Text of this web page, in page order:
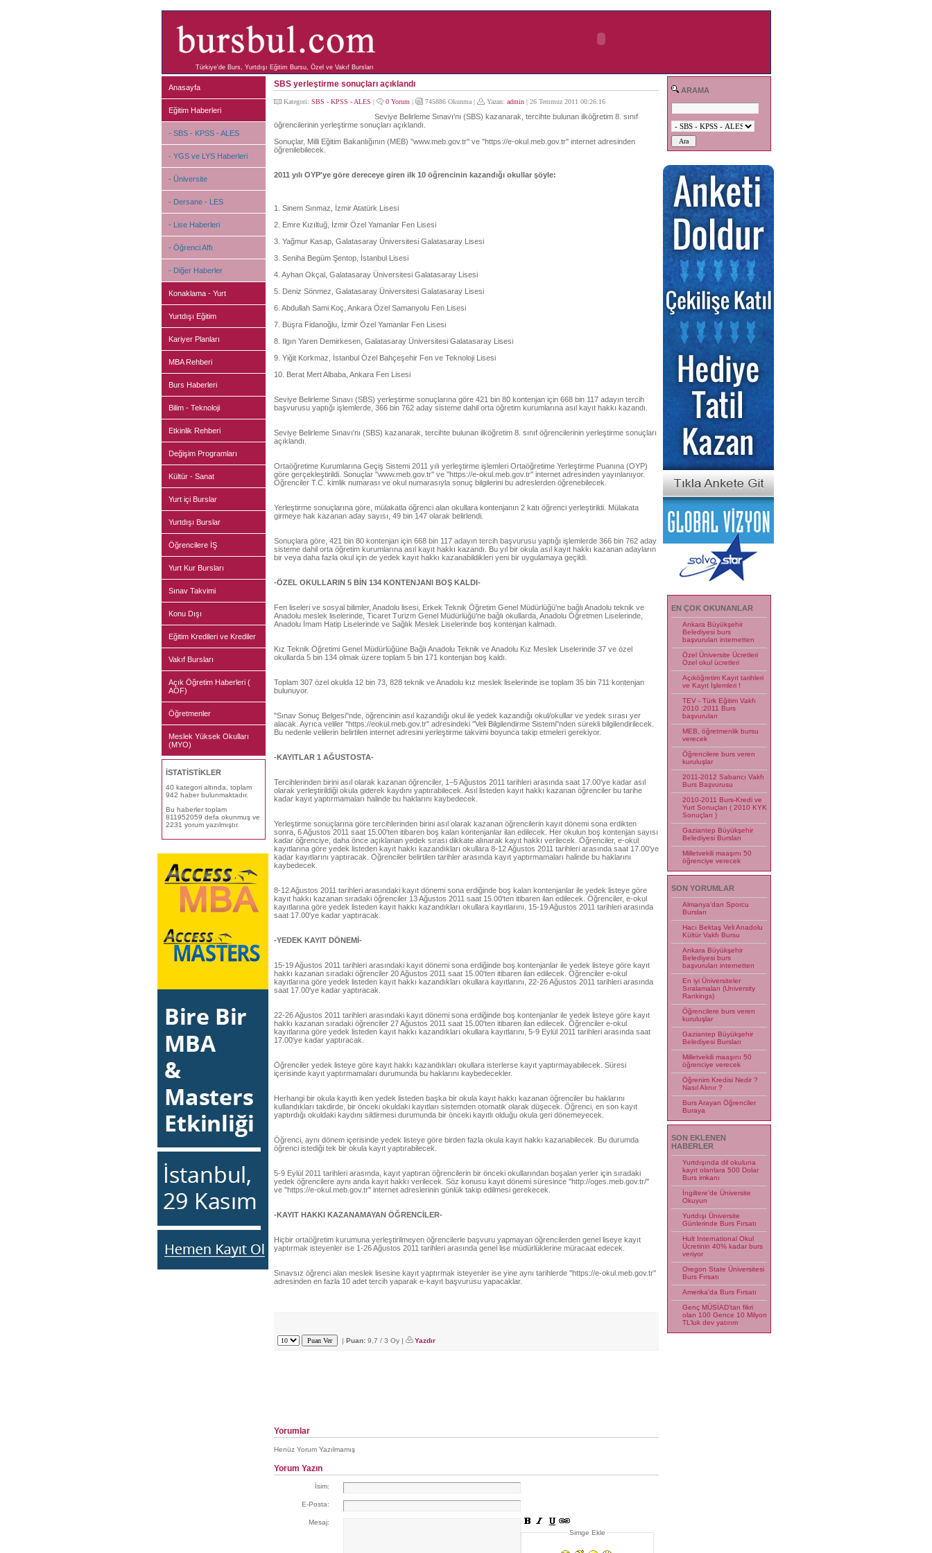
Türkiye'de Burs, Yurtdışı Eğitim Bursu, Özel ve Vakıf Bursları
Anasayfa
Eğitim Haberleri
- SBS - KPSS - ALES
- YGS ve LYS Haberleri
- Üniversite
- Dersane - LES
- Lise Haberleri
- Öğrenci Affı
- Diğer Haberler
Konaklama - Yurt
Yurtdışı Eğitim
Kariyer Planları
MBA Rehberi
Burs Haberleri
Bilim - Teknoloji
Etkinlik Rehberi
Değişim Programları
Kültür - Sanat
Yurt içi Burslar
Yurtdışı Burslar
Öğrencilere İŞ
Yurt Kur Bursları
Sınav Takvimi
Konu Dışı
Eğitim Kredileri ve Krediler
Vakıf Bursları
Açık Öğretim Haberleri (
AÖF)
Öğretmenler
Meslek Yüksek Okulları
(MYO)
İSTATİSTİKLER
40 kategori altında, toplam
942 haber bulunmaktadır.
Bu haberler toplam
811952059 defa okunmuş ve
2231 yorum yazılmıştır.
SBS yerleştirme sonuçları açıklandı
Kategori: SBS - KPSS - ALES | 0 Yorum | 745886 Okunma | Yazan: admin| 26 Temmuz 2011 00:26:16
Seviye Belirleme Sınavı'nı (SBS) kazanarak, tercihte bulunan ilköğretim 8. sınıf
öğrencilerinin yerleştirme sonuçları açıklandı.
Sonuçlar, Milli Eğitim Bakanlığının (MEB) ''www.meb.gov.tr'' ve ''https://e-okul.meb.gov.tr'' internet adresinden
öğrenilebilecek.
2011 yılı OYP'ye göre dereceye giren ilk 10 öğrencinin kazandığı okullar şöyle:
1. Sinem Sınmaz, İzmir Atatürk Lisesi
2. Emre Kızıltuğ, İzmir Özel Yamanlar Fen Lisesi
3. Yağmur Kasap, Galatasaray Üniversitesi Galatasaray Lisesi
3. Seniha Begüm Şentop, İstanbul Lisesi
4. Ayhan Okçal, Galatasaray Üniversitesi Galatasaray Lisesi
5. Deniz Sönmez, Galatasaray Üniversitesi Galatasaray Lisesi
6. Abdullah Sami Koç, Ankara Özel Samanyolu Fen Lisesi
7. Büşra Fidanoğlu, İzmir Özel Yamanlar Fen Lisesi
8. Ilgın Yaren Demirkesen, Galatasaray Üniversitesi Galatasaray Lisesi
9. Yiğit Korkmaz, İstanbul Özel Bahçeşehir Fen ve Teknoloji Lisesi
10. Berat Mert Albaba, Ankara Fen Lisesi
Seviye Belirleme Sınavı (SBS) yerleştirme sonuçlarına göre 421 bin 80 kontenjan için 668 bin 117 adayın tercih
başvurusu yaptığı işlemlerde, 366 bin 762 aday sisteme dahil orta öğretim kurumlarına asıl kayıt hakkı kazandı.
Seviye Belirleme Sınavı'nı (SBS) kazanarak, tercihte bulunan ilköğretim 8. sınıf öğrencilerinin yerleştirme sonuçları
açıklandı.
Ortaöğretime Kurumlarına Geçiş Sistemi 2011 yılı yerleştirme işlemleri Ortaöğretime Yerleştirme Puanına (OYP)
göre gerçekleştirildi. Sonuçlar ''www.meb.gov.tr'' ve ''https://e-okul.meb.gov.tr'' internet adresinden yayınlanıyor.
Öğrenciler T.C. kimlik numarası ve okul numarasıyla sonuç bilgilerini bu adreslerden öğrenebilecek.
Yerleştirme sonuçlarına göre, mülakatla öğrenci alan okullara kontenjanın 2 katı öğrenci yerleştirildi. Mülakata
girmeye hak kazanan aday sayısı, 49 bin 147 olarak belirlendi.
Sonuçlara göre, 421 bin 80 kontenjan için 668 bin 117 adayın tercih başvurusu yaptığı işlemlerde 366 bin 762 aday
sisteme dahil orta öğretim kurumlarına asıl kayıt hakkı kazandı. Bu yıl bir okula asıl kayıt hakkı kazanan adayların
bir veya daha fazla okul için de yedek kayıt hakkı kazanabildikleri yeni bir uygulamaya geçildi.
-ÖZEL OKULLARIN 5 BİN 134 KONTENJANI BOŞ KALDI-
Fen liseleri ve sosyal bilimler, Anadolu lisesi, Erkek Teknik Öğretim Genel Müdürlüğü'ne bağlı Anadolu teknik ve
Anadolu meslek liselerinde, Ticaret Turizm Genel Müdürlüğü'ne bağlı okullarda, Anadolu Öğretmen Liselerinde,
Anadolu İmam Hatip Liselerinde ve Sağlık Meslek Liselerinde boş kontenjan kalmadı.
Kız Teknik Öğretimi Genel Müdürlüğüne Bağlı Anadolu Teknik ve Anadolu Kız Meslek Liselerinde 37 ve özel
okullarda 5 bin 134 olmak üzere toplam 5 bin 171 kontenjan boş kaldı.
Toplam 307 özel okulda 12 bin 73, 828 teknik ve Anadolu kız meslek liselerinde ise toplam 35 bin 711 kontenjan
bulunuyor.
''Sınav Sonuç Belgesi''nde, öğrencinin asıl kazandığı okul ile yedek kazandığı okul/okullar ve yedek sırası yer
alacak. Ayrıca veliler ''https://e­okul.meb.gov.tr'' adresindeki ''Veli Bilgilendirme Sistemi''nden sürekli bilgilendirilecek.
Bu nedenle velilerin belirtilen internet adresini yerleştirme takvimi boyunca takip etmeleri gerekiyor.
-KAYITLAR 1 AĞUSTOSTA-
Tercihlerinden birini asıl olarak kazanan öğrenciler, 1–5 Ağustos 2011 tarihleri arasında saat 17.00'ye kadar asıl
olarak yerleştirildiği okula giderek kaydını yaptırabilecek. Asıl listeden kayıt hakkı kazanan öğrenciler bu tarihe
kadar kayıt yaptırmamaları halinde bu haklarını kaybedecek.
Yerleştirme sonuçlarına göre tercihlerinden birini asıl olarak kazanan öğrencilerin kayıt dönemi sona erdikten
sonra, 6 Ağustos 2011 saat 15.00'ten itibaren boş kalan kontenjanlar ilan edilecek. Her okulun boş kontenjan sayısı
kadar öğrenciye, daha önce açıklanan yedek sırası dikkate alınarak kayıt hakkı verilecek. Öğrenciler, e-okul
kayıtlarına göre yedek listeden kayıt hakkı kazandıkları okullara 8-12 Ağustos 2011 tarihleri arasında saat 17.00'ye
kadar kayıtlarını yaptıracak. Öğrenciler belirtilen tarihler arasında kayıt yaptırmamaları halinde bu haklarını
kaybedecek.
8-12 Ağustos 2011 tarihleri arasındaki kayıt dönemi sona erdiğinde boş kalan kontenjanlar ile yedek listeye göre
kayıt hakkı kazanan sıradaki öğrenciler 13 Ağustos 2011 saat 15.00'ten itibaren ilan edilecek. Öğrenciler, e-okul
kayıtlarına göre yedek listeden kayıt hakkı kazandıkları okullara kayıtlarını, 15-19 Ağustos 2011 tarihleri arasında
saat 17.00'ye kadar yaptıracak.
-YEDEK KAYIT DÖNEMİ-
15-19 Ağustos 2011 tarihleri arasındaki kayıt dönemi sona erdiğinde boş kontenjanlar ile yedek listeye göre kayıt
hakkı kazanan sıradaki öğrenciler 20 Ağustos 2011 saat 15.00'ten itibaren ilan edilecek. Öğrenciler e-okul
kayıtlarına göre yedek listeden kayıt hakkı kazandıkları okullara kayıtlarını, 22-26 Ağustos 2011 tarihleri arasında
saat 17.00'ye kadar yaptıracak.
22-26 Ağustos 2011 tarihleri arasındaki kayıt dönemi sona erdiğinde boş kontenjanlar ile yedek listeye göre kayıt
hakkı kazanan sıradaki öğrenciler 27 Ağustos 2011 saat 15.00'ten itibaren ilan edilecek. Öğrenciler e-okul
kayıtlarına göre yedek listeden kayıt hakkı kazandıkları okullara kayıtlarını, 5-9 Eylül 2011 tarihleri arasında saat
17.00'ye kadar yaptıracak.
Öğrenciler yedek listeye göre kayıt hakkı kazandıkları okullara isterlerse kayıt yaptırmayabilecek. Süresi
içerisinde kayıt yaptırmamaları durumunda bu haklarını kaybedecekler.
Herhangi bir okula kayıtlı iken yedek listeden başka bir okula kayıt hakkı kazanan öğrenciler bu haklarını
kullandıkları takdirde, bir önceki okuldaki kayıtları sistemden otomatik olarak düşecek. Öğrenci, en son kayıt
yaptırdığı okuldaki kaydını sildirmesi durumunda bir önceki kayıtlı olduğu okula geri dönemeyecek.
Öğrenci, aynı dönem içerisinde yedek listeye göre birden fazla okula kayıt hakkı kazanabilecek. Bu durumda
öğrenci istediği tek bir okula kayıt yaptırabilecek.
5-9 Eylül 2011 tarihleri arasında, kayıt yaptıran öğrencilerin bir önceki okullarından boşalan yerler için sıradaki
yedek öğrencilere aynı anda kayıt hakkı verilecek. Söz konusu kayıt dönemi süresince ''http://oges.meb.gov.tr/''
ve ''https://e-okul.meb.gov.tr'' internet adreslerinin günlük takip edilmesi gerekecek.
-KAYIT HAKKI KAZANAMAYAN ÖĞRENCİLER-
Hiçbir ortaöğretim kurumuna yerleştirilmeyen öğrencilerle başvuru yapmayan öğrencilerden genel liseye kayıt
yaptırmak isteyenler ise 1-26 Ağustos 2011 tarihleri arasında genel lise müdürlüklerine müracaat edecek.
Sınavsız öğrenci alan meslek lisesine kayıt yaptırmak isteyenler ise yine aynı tarihlerde ''https://e-okul.meb.gov.tr''
adresinden en fazla 10 adet tercih yaparak e-kayıt başvurusu yapacaklar.
| Puan: 9,7 / 3 Oy | Yazdır
Yorumlar
Henüz Yorum Yazılmamış
Yorum Yazın
İsim:
E-Posta:
Mesaj:
Simge Ekle
ARAMA
EN ÇOK OKUNANLAR
Ankara Büyükşehir
Belediyesi burs
başvuruları internetten
Özel Üniversite Ücretleri
Özel okul ücretleri
Açıköğretim Kayıt tarihleri
ve Kayıt İşlemleri !
TEV - Türk Eğitim Vakfı
2010 :2011 Burs
başvuruları
MEB, öğretmenlik bursu
verecek
Öğrencilere burs veren
kuruluşlar
2011-2012 Sabancı Vakfı
Burs Başvurusu
2010-2011 Burs-Kredi ve
Yurt Sonuçları ( 2010 KYK
Sonuçları )
Gaziantep Büyükşehir
Belediyesi Bursları
Milletvekili maaşını 50
öğrenciye verecek
SON YORUMLAR
Almanya'dan Sporcu
Bursları
Hacı Bektaş Veli Anadolu
Kültür Vakfı Bursu
Ankara Büyükşehir
Belediyesi burs
başvuruları internetten
En iyi Üniversiteler
Sıralamaları (University
Rankings)
Öğrencilere burs veren
kuruluşlar
Gaziantep Büyükşehir
Belediyesi Bursları
Milletvekili maaşını 50
öğrenciye verecek
Öğrenim Kredisi Nedir ?
Nasıl Alınır ?
Burs Arayan Öğrenciler
Buraya
SON EKLENEN
HABERLER
Yurtdışında dil okuluna
kayıt olanlara 500 Dolar
Burs imkanı
İngiltere'de Üniversite
Okuyun
Yurtdışı Üniversite
Günlerinde Burs Fırsatı
Hult International Okul
Ücretinin 40% kadar burs
veriyor
Oregon State Üniversitesi
Burs Fırsatı
Amerika'da Burs Fırsatı
Genç MÜSİAD’tan fikri
olan 100 Gence 10 Milyon
TL’luk dev yatırım